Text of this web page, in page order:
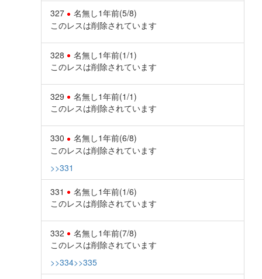
327 名無し1年前(5/8)
このレスは削除されています
328 名無し1年前(1/1)
このレスは削除されています
329 名無し1年前(1/1)
このレスは削除されています
330 名無し1年前(6/8)
このレスは削除されています
>>331
331 名無し1年前(1/6)
このレスは削除されています
332 名無し1年前(7/8)
このレスは削除されています
>>334>>335